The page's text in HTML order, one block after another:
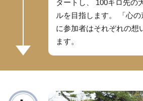
タートし、 100キロ先の
ルを目指します。 「心
に参加者はそれぞれの想
ます。